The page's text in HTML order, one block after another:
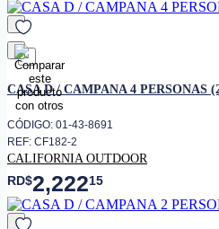
favorito
CASA D / CAMPANA 4 PERSONAS
CÓDIGO: 01-43-8691
REF: CF182-2
CALIFORNIA OUTDOOR
RD$2,22215